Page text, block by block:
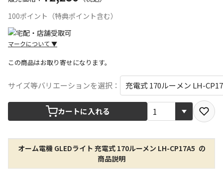
100ポイント（特典ポイント含む）
マークについて ▼
宅配や店舗受取を選択できる商品です
店舗のみで受取できる商品です（宅配便でのお届けが
す
特定の店舗のみで受取ができる商品です（宅配便での
この商品はお取り寄せになります。
サイズ等バリエーションを選択：
カートに入れる
オーム電機 GLEDライト 充電式 170ルーメン LH-CP17A5 の
商品説明